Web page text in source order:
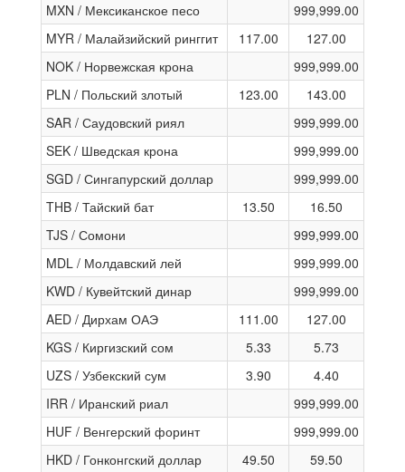
MXN / Мексиканское песо
999,999.00
MYR / Малайзийский ринггит
117.00
127.00
NOK / Норвежская крона
999,999.00
PLN / Польский злотый
123.00
143.00
SAR / Саудовский риял
999,999.00
SEK / Шведская крона
999,999.00
SGD / Сингапурский доллар
999,999.00
THB / Тайский бат
13.50
16.50
TJS / Сомони
999,999.00
MDL / Молдавский лей
999,999.00
KWD / Кувейтский динар
999,999.00
AED / Дирхам ОАЭ
111.00
127.00
KGS / Киргизский сом
5.33
5.73
UZS / Узбекский сум
3.90
4.40
IRR / Иранский риал
999,999.00
HUF / Венгерский форинт
999,999.00
HKD / Гонконгский доллар
49.50
59.50